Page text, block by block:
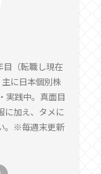
目（転職し現在
に日本個別株
実践中。真面目
に加え、タメに
。※毎週末更新